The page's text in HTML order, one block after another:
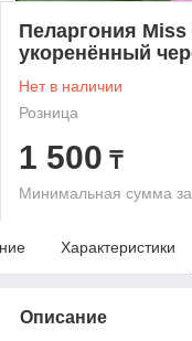
Пеларгония Miss
укоренённый
Нет в наличии
Розница
1 500 ₸
Минимальная сумма
Характеристики
Описание